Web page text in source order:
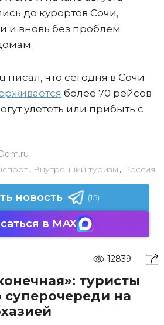
до курортов Сочи,
и вновь без проблем
писал, что сегодня в Сочи
более 70 рейсов
улететь или прибыть с
, Внутренний туризм , Россия
новость (15)
в MAX
12839
туристы
суперочереди на